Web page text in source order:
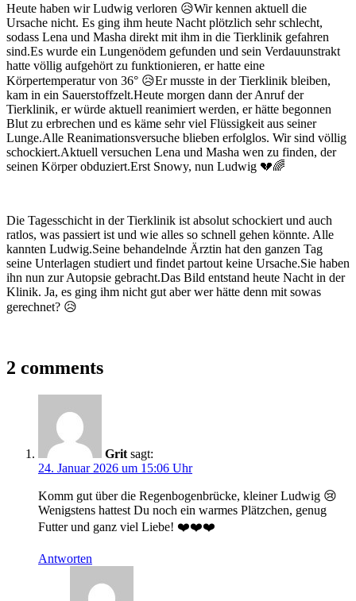
Heute haben wir Ludwig verloren 😥Wir kennen aktuell die
Ursache nicht. Es ging ihm heute Nacht plötzlich sehr schlecht,
sodass Lena und Masha direkt mit ihm in die Tierklinik gefahren
sind.Es wurde ein Lungenödem gefunden und sein Verdauunstrakt
hatte völlig aufgehört zu funktionieren, er hatte eine
Körpertemperatur von 36° 😥Er musste in der Tierklinik bleiben,
kam in ein Sauerstoffzelt.Heute morgen dann der Anruf der
Tierklinik, er würde aktuell reanimiert werden, er hätte begonnen
Blut zu erbrechen und es käme sehr viel Flüssigkeit aus seiner
Lunge.Alle Reanimationsversuche blieben erfolglos. Wir sind völlig
schockiert.Aktuell versuchen Lena und Masha wen zu finden, der
seinen Körper obduziert.Erst Snowy, nun Ludwig 💔🌈
Die Tagesschicht in der Tierklinik ist absolut schockiert und auch
ratlos, was passiert ist und wie alles so schnell gehen könnte. Alle
kannten Ludwig.Seine behandelnde Ärztin hat den ganzen Tag
seine Unterlagen studiert und findet partout keine Ursache.Sie haben
ihn nun zur Autopsie gebracht.Das Bild entstand heute Nacht in der
Klinik. Ja, es ging ihm nicht gut aber wer hätte denn mit sowas
gerechnet? 😥
2 comments
Grit sagt:
24. Januar 2026 um 15:06 Uhr
Komm gut über die Regenbogenbrücke, kleiner Ludwig 😢
Wenigstens hattest Du noch ein warmes Plätzchen, genug
Futter und ganz viel Liebe! ❤️❤️❤️
Antworten